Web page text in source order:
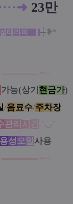
···➜ 23만
테라피 ┼❥*
══ ═ ═ ═ ═══ |╾╮
가능(상기 현 금가)
/음료수/주차장
관리 시 간 ˘◡˘
용성 오 일 사용
════════| ╾╯